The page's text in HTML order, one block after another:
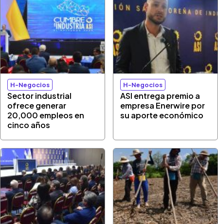
H-Negocios
Sector industrial
ofrece generar
20,000 empleos en
cinco años
H-Negocios
ASI entrega premio a
empresa Enerwire por
su aporte económico